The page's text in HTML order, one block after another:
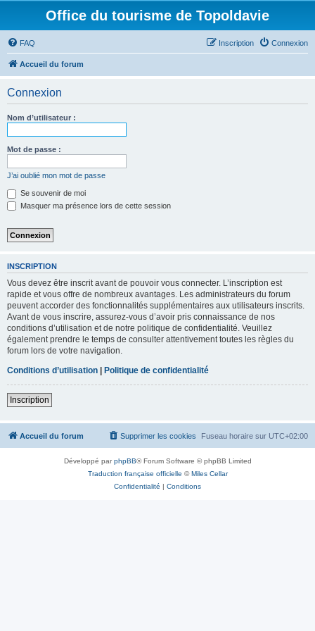
Office du tourisme de Topoldavie
FAQ Connexion
Inscription
Accueil du forum
Connexion
Nom d’utilisateur :
Mot de passe :
J’ai oublié mon mot de passe
Se souvenir de moi
Masquer ma présence lors de cette session
INSCRIPTION
Vous devez être inscrit avant de pouvoir vous connecter. L’inscription est
rapide et vous offre de nombreux avantages. Les administrateurs du forum
peuvent accorder des fonctionnalités supplémentaires aux utilisateurs inscrits.
Avant de vous inscrire, assurez-vous d’avoir pris connaissance de nos
conditions d’utilisation et de notre politique de confidentialité. Veuillez
également prendre le temps de consulter attentivement toutes les règles du
forum lors de votre navigation.
Conditions d’utilisation | Politique de confidentialité
Inscription
Accueil du forum Fuseau horaire sur UTC+02:00
Supprimer les cookies
Développé parphpBB® Forum Software © phpBB Limited
Traduction française officielle ©Miles Cellar
Confidentialité | Conditions